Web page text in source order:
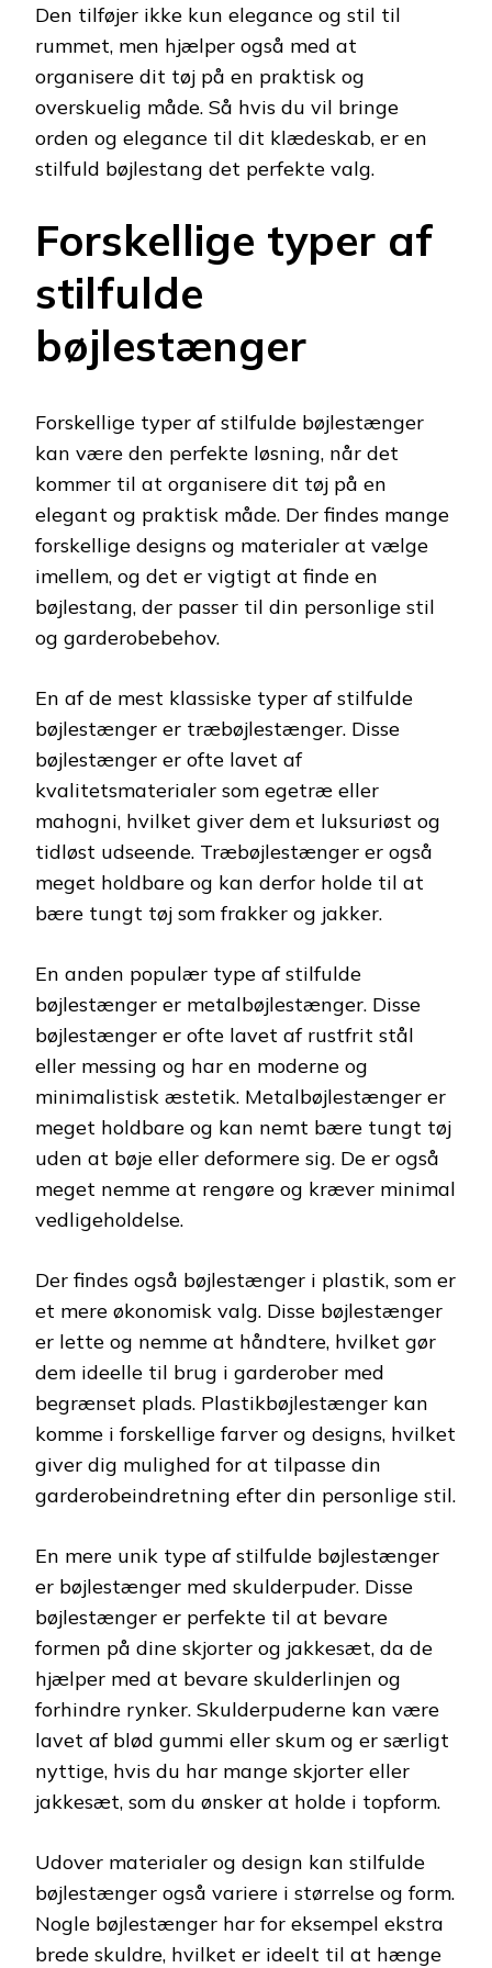
Den tilføjer ikke kun elegance og stil til
rummet, men hjælper også med at
organisere dit tøj på en praktisk og
overskuelig måde. Så hvis du vil bringe
orden og elegance til dit klædeskab, er en
stilfuld bøjlestang det perfekte valg.
Forskellige typer af
stilfulde
bøjlestænger
Forskellige typer af stilfulde bøjlestænger
kan være den perfekte løsning, når det
kommer til at organisere dit tøj på en
elegant og praktisk måde. Der findes mange
forskellige designs og materialer at vælge
imellem, og det er vigtigt at finde en
bøjlestang, der passer til din personlige stil
og garderobebehov.
En af de mest klassiske typer af stilfulde
bøjlestænger er træbøjlestænger. Disse
bøjlestænger er ofte lavet af
kvalitetsmaterialer som egetræ eller
mahogni, hvilket giver dem et luksuriøst og
tidløst udseende. Træbøjlestænger er også
meget holdbare og kan derfor holde til at
bære tungt tøj som frakker og jakker.
En anden populær type af stilfulde
bøjlestænger er metalbøjlestænger. Disse
bøjlestænger er ofte lavet af rustfrit stål
eller messing og har en moderne og
minimalistisk æstetik. Metalbøjlestænger er
meget holdbare og kan nemt bære tungt tøj
uden at bøje eller deformere sig. De er også
meget nemme at rengøre og kræver minimal
vedligeholdelse.
Der findes også bøjlestænger i plastik, som er
et mere økonomisk valg. Disse bøjlestænger
er lette og nemme at håndtere, hvilket gør
dem ideelle til brug i garderober med
begrænset plads. Plastikbøjlestænger kan
komme i forskellige farver og designs, hvilket
giver dig mulighed for at tilpasse din
garderobeindretning efter din personlige stil.
En mere unik type af stilfulde bøjlestænger
er bøjlestænger med skulderpuder. Disse
bøjlestænger er perfekte til at bevare
formen på dine skjorter og jakkesæt, da de
hjælper med at bevare skulderlinjen og
forhindre rynker. Skulderpuderne kan være
lavet af blød gummi eller skum og er særligt
nyttige, hvis du har mange skjorter eller
jakkesæt, som du ønsker at holde i topform.
Udover materialer og design kan stilfulde
bøjlestænger også variere i størrelse og form.
Nogle bøjlestænger har for eksempel ekstra
brede skuldre, hvilket er ideelt til at hænge